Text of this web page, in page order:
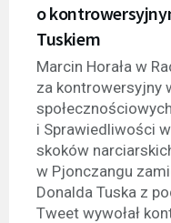
o
Tuskiem
Marcin Horała w
za kontrowersyjny
i Sprawiedliwości
skoków
w Pjonczangu
Donalda Tuska z
Tweet wywołał